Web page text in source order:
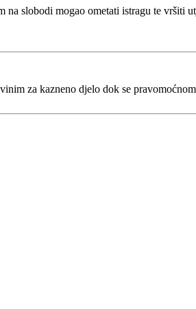
slobodi mogao ometati istragu te vršiti
za kazneno djelo dok se